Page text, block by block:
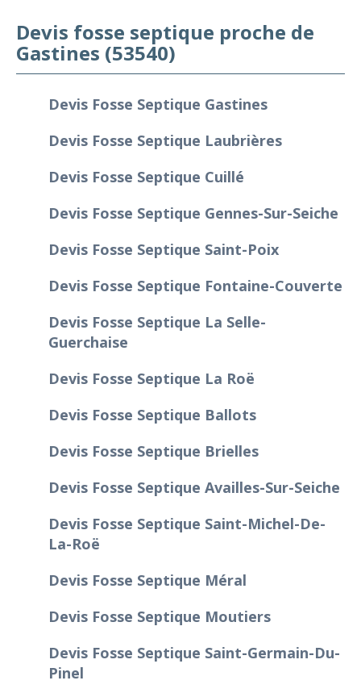
Devis fosse septique proche de
Gastines (53540)
Devis Fosse Septique Gastines
Devis Fosse Septique Laubrières
Devis Fosse Septique Cuillé
Devis Fosse Septique Gennes-Sur-Seiche
Devis Fosse Septique Saint-Poix
Devis Fosse Septique Fontaine-Couverte
Devis Fosse Septique La Selle-
Guerchaise
Devis Fosse Septique La Roë
Devis Fosse Septique Ballots
Devis Fosse Septique Brielles
Devis Fosse Septique Availles-Sur-Seiche
Devis Fosse Septique Saint-Michel-De-
La-Roë
Devis Fosse Septique Méral
Devis Fosse Septique Moutiers
Devis Fosse Septique Saint-Germain-Du-
Pinel